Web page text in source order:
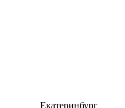
Екатеринбург